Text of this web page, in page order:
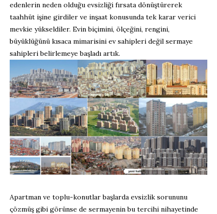
edenlerin neden olduğu evsizliği fırsata dönüştürerek
taahhüt işine girdiler ve inşaat konusunda tek karar verici
mevkie yükseldiler. Evin biçimini, ölçeğini, rengini,
büyüklüğünü kısaca mimarisini ev sahipleri değil sermaye
sahipleri belirlemeye başladı artık.
Apartman ve toplu-konutlar başlarda evsizlik sorununu
çözmüş gibi görünse de sermayenin bu tercihi nihayetinde